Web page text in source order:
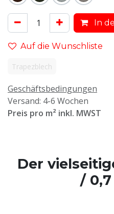
In
Auf die Wunschliste
Trapezblech
Geschäftsbedingungen
Versand: 4-6 Wochen
Preis pro m² inkl. MWST
Der
/